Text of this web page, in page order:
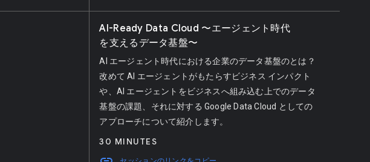
AI-Ready Data Cloud 〜エージェント時代
を支えるデータ基盤〜
AI エージェント時代における企業のデータ基盤のとは？
改めて AI エージェントがもたらすビジネス インパクト
や、AI エージェントをビジネスへ組み込む上でのデータ
基盤の課題、それに対する Google Data Cloud としての
アプローチについて紹介します。
30 MINUTES